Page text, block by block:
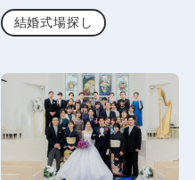
結婚式場探し